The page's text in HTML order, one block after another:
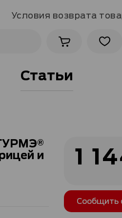
Условия возврата
Статьи
и 1
Сообщить